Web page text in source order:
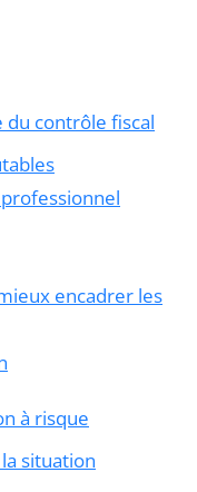
du contrôle fiscal
encadrer les
à risque
situation